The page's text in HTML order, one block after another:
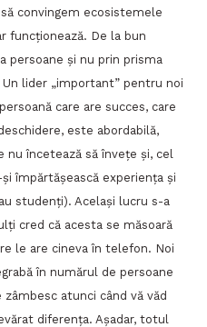
convingem ecosistemele
funcționează. De la bun
persoane și nu prin prisma
lider „important” pentru noi
care are succes, care
este abordabilă,
nu încetează să învețe și, cel
împărtășească experiența și
studenți). Același lucru s-a
cred că acesta se măsoară
le are cineva în telefon. Noi
în numărul de persoane
atunci când vă văd
diferența. Așadar, totul